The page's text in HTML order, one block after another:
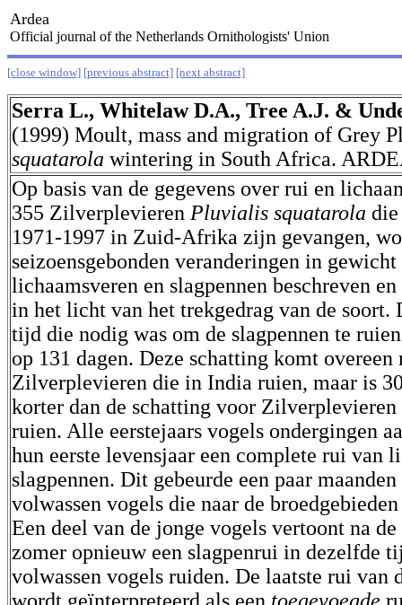
Ardea
Official journal of the Netherlands Ornithologists' Union
[close window] [previous abstract] [next abstract]
Serra L., Whitelaw D.A., Tree A.J. &
(1999) Moult, mass and migration of Grey
squatarola wintering in South Africa.
Op basis van de gegevens over rui en
355 Zilverplevieren Pluvialis squatarola
1971-1997 in Zuid-Afrika zijn gevangen,
seizoensgebonden veranderingen in
lichaamsveren en slagpennen beschreven
in het licht van het trekgedrag van de soort.
tijd die nodig was om de slagpennen te
op 131 dagen. Deze schatting komt
Zilverplevieren die in India ruien, maar is
korter dan de schatting voor
ruien. Alle eerstejaars vogels ondergingen
hun eerste levensjaar een complete rui van
slagpennen. Dit gebeurde een paar
volwassen vogels die naar de
Een deel van de jonge vogels vertoont na
zomer opnieuw een slagpenrui in dezelfde
volwassen vogels ruiden. De laatste rui van